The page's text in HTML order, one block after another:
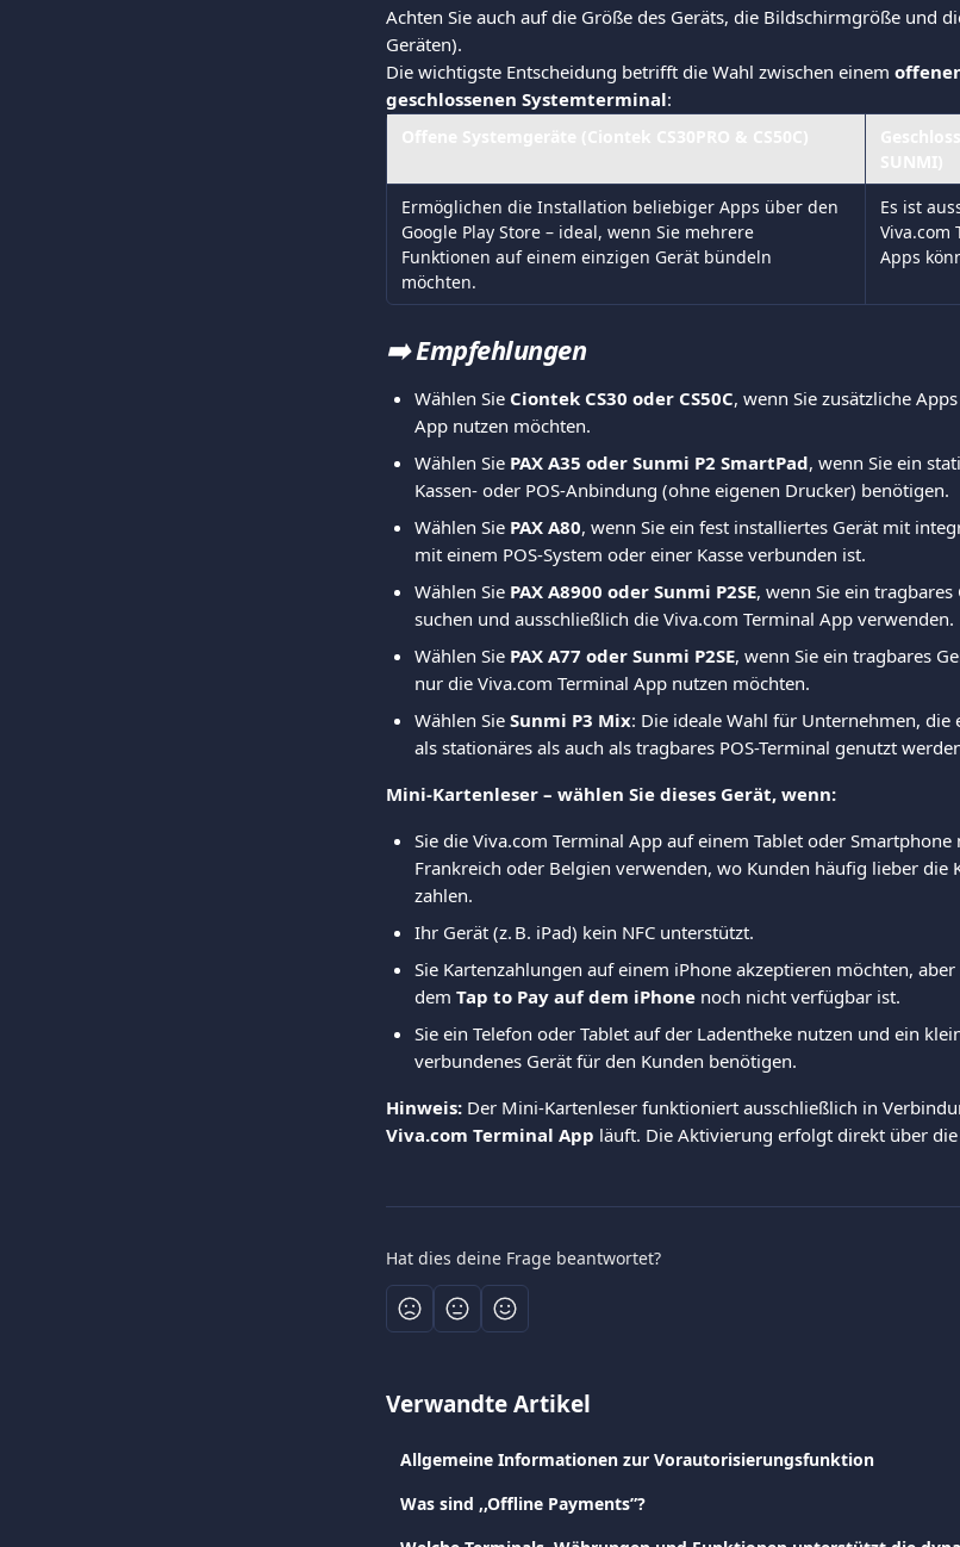
Achten Sie auch auf die Größe des Geräts, die Bildschirmgröße und
Geräten).
Die wichtigste Entscheidung betrifft die Wahl zwischen einem
geschlossenen Systemterminal:
Ermöglichen die Installation beliebiger Apps über den
Google Play Store – ideal, wenn Sie mehrere
Funktionen auf einem einzigen Gerät bündeln
möchten.
Es ist
Viva.com
Apps
➡️ Empfehlungen
Wählen Sie Ciontek CS30 oder CS50C, wenn Sie zusätzliche
App nutzen möchten.
Wählen Sie PAX A35 oder Sunmi P2 SmartPad, wenn Sie ein
Kassen- oder POS-Anbindung (ohne eigenen Drucker) benötigen.
Wählen Sie PAX A80, wenn Sie ein fest installiertes Gerät mit
mit einem POS-System oder einer Kasse verbunden ist.
Wählen Sie PAX A8900 oder Sunmi P2SE, wenn Sie ein
suchen und ausschließlich die Viva.com Terminal App verwenden.
Wählen Sie PAX A77 oder Sunmi P2SE, wenn Sie ein tragbares
nur die Viva.com Terminal App nutzen möchten.
Wählen Sie Sunmi P3 Mix: Die ideale Wahl für Unternehmen,
als stationäres als auch als tragbares POS-Terminal genutzt
Mini-Kartenleser – wählen Sie dieses Gerät, wenn:
Sie die Viva.com Terminal App auf einem Tablet oder
Frankreich oder Belgien verwenden, wo Kunden häufig lieber die
zahlen.
Ihr Gerät (z. B. iPad) kein NFC unterstützt.
Sie Kartenzahlungen auf einem iPhone akzeptieren möchten,
dem Tap to Pay auf dem iPhone noch nicht verfügbar ist.
Sie ein Telefon oder Tablet auf der Ladentheke nutzen und ein
verbundenes Gerät für den Kunden benötigen.
Hinweis: Der Mini-Kartenleser funktioniert ausschließlich in
Viva.com Terminal App läuft. Die Aktivierung erfolgt direkt über die
Hat dies deine Frage beantwortet?
Verwandte Artikel
Allgemeine Informationen zur Vorautorisierungsfunktion
Was sind ,,Offline Payments”?